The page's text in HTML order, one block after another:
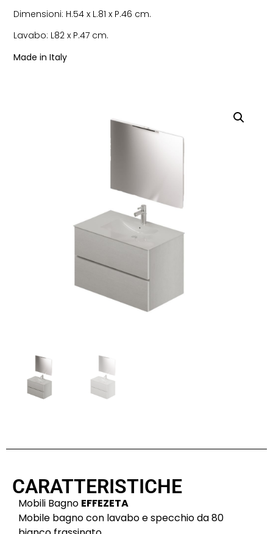
Dimensioni: H.54 x L.81 x P.46 cm.
Lavabo: L82 x P.47 cm.
Made in Italy
CARATTERISTICHE
Mobili Bagno EFFEZETA
Mobile bagno con lavabo e specchio da 80